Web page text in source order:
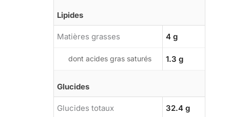
Lipides
Matières grasses 4 g
dont acides gras saturés 1.3 g
Glucides
Glucides totaux 32.4 g